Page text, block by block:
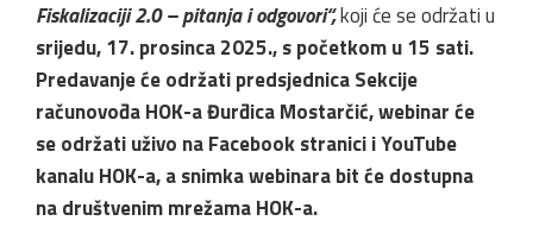
Fiskalizaciji 2.0 – pitanja i odgovori“,koji će se održati u
srijedu, 17. prosinca 2025., s početkom u 15 sati.
Predavanje će održati predsjednica Sekcije
računovođa HOK-a Đurđica Mostarčić, webinar će
se održati uživo na Facebook stranici i YouTube
kanalu HOK-a, a snimka webinara bit će dostupna
na društvenim mrežama HOK-a.